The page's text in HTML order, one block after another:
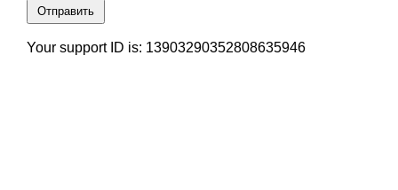
Отправить
Your support ID is: 13903290352808635946